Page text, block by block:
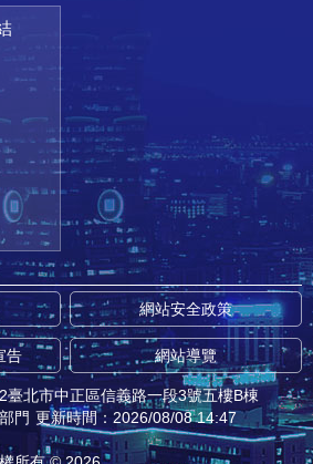
網站安全政策
告 網站導覽
臺北市中正區信義路一段3號五樓B棟
門 更新時間：2026/08/08 14:47